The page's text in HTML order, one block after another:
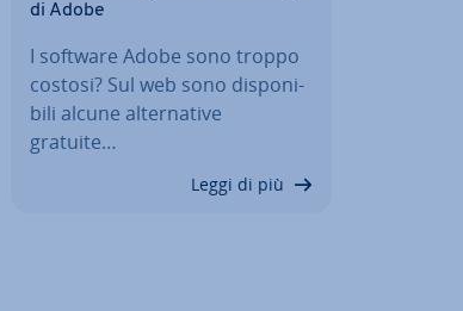
di Adobe
I software Adobe sono troppo
costosi? Sul web sono di­spo­ni­
bi­li alcune al­ter­na­ti­ve
gratuite…
Leggi di più